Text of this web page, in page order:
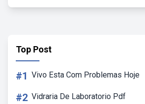
Top Post
#1 Vivo Esta Com Problemas Hoje
#2 Vidraria De Laboratorio Pdf